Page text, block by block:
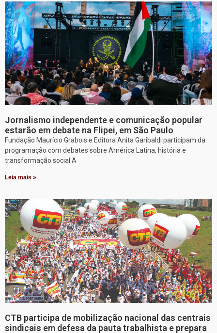
Jornalismo independente e comunicação popular
estarão em debate na Flipei, em São Paulo
Fundação Maurício Grabois e Editora Anita Garibaldi participam da
programação com debates sobre América Latina, história e
transformação social A
Leia mais »
CTB participa de mobilização nacional das centrais
sindicais em defesa da pauta trabalhista e prepara